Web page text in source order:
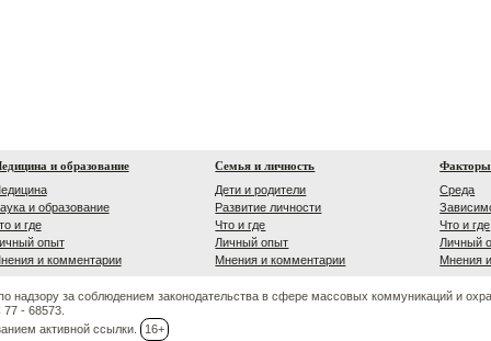
и образование
и образование
и где
опыт
и комментарии
Семья и личность
Дети и родители
Развитие личности
Что и где
Личный опыт
Мнения и комментарии
Факторы
Среда
Что и где
Личный
Мнения
за соблюдением законодательства в сфере массовых коммуникаций и
- 68573.
активной ссылки.
16+